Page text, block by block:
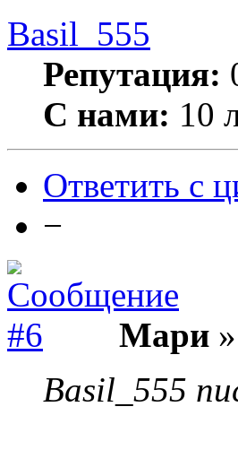
Basil_555
Репутация:
С нами: 10
Ответить с
−
Мари
Basil_555